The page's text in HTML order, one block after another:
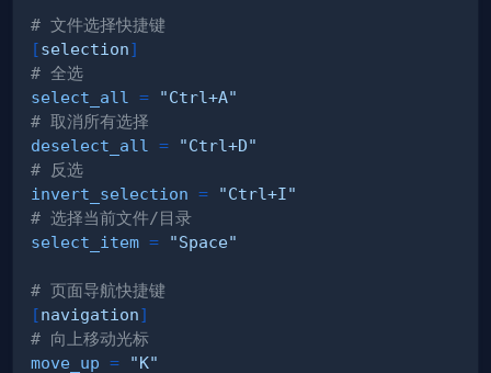
# 文件选择快捷键
[selection]
# 全选
select_all
=
"Ctrl+A"
# 取消所有选择
deselect_all
=
"Ctrl+D"
# 反选
invert_selection =
"Ctrl+I"
# 选择当前文件/目录
select_item = "Space"
# 页面导航快捷键
[navigation]
# 向上移动光标
move_up =
"K"